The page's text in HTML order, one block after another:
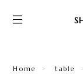
Home table